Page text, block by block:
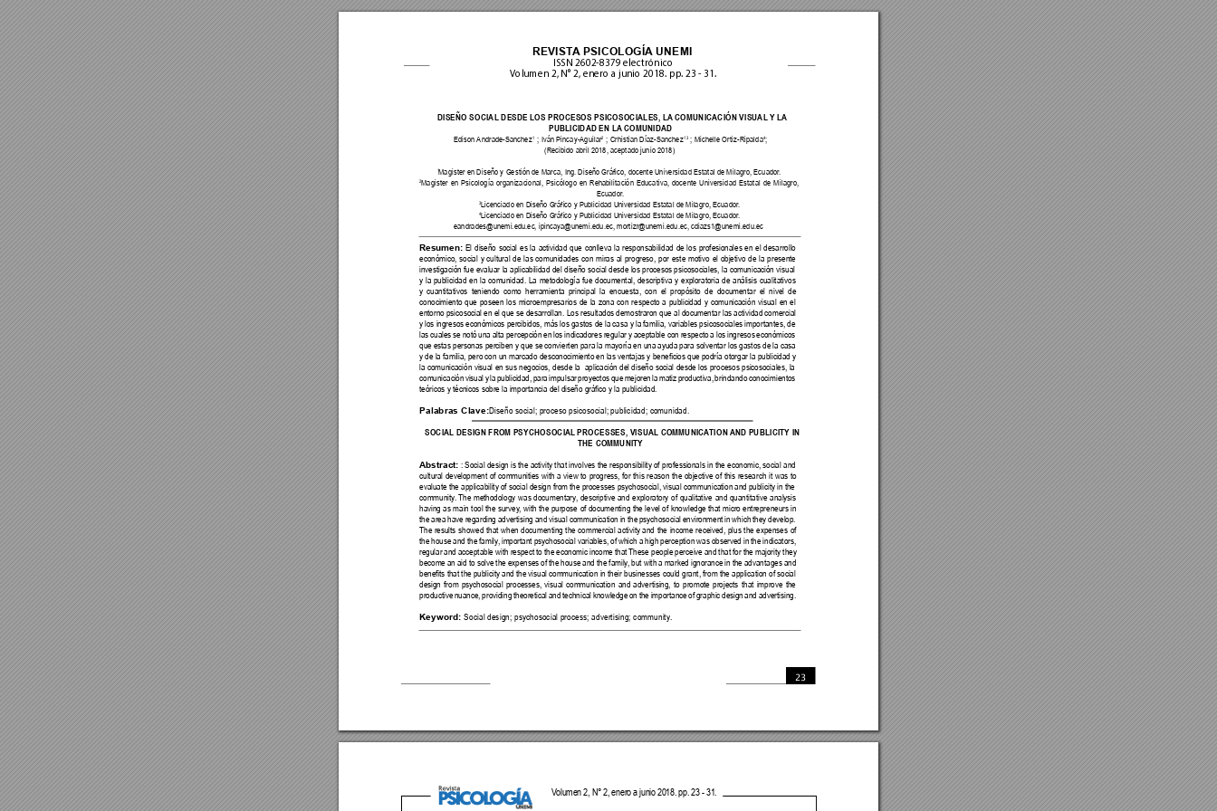
23
DISEÑO SOCIAL DESDE LOS PROCESOS PSICOSOCIALES, LA COMUNICACIÓN VISUAL Y LA
PUBLICIDAD EN LA COMUNIDAD
Edison Andrade-Sanchez1 ; Iván Pincay-Aguilar2 ; Crhistian Díaz-Sanchez13 ; Michelle Ortiz-Ripalda4;
(Recibido abril 2018, aceptado junio 2018)
1Magister en Diseño y Gestión de Marca, Ing. Diseño Gráfico, docente Universidad Estatal de Milagro, Ecuador.
2Magister en Psicología organizacional, Psicólogo en Rehabilitación Educativa, docente Universidad Estatal de Milagro,
Ecuador.
3Licenciado en Diseño Gráfico y Publicidad Universidad Estatal de Milagro, Ecuador.
4Licenciado en Diseño Gráfico y Publicidad Universidad Estatal de Milagro, Ecuador.
eandrades@unemi.edu.ec, ipincaya@unemi.edu.ec, mortizr@unemi.edu.ec, cdiazs1@unemi.edu.ec
Resumen: El diseño social es la actividad que conlleva la responsabilidad de los profesionales en el desarrollo
económico, social y cultural de las comunidades con miras al progreso, por este motivo el objetivo de la presente
investigación fue evaluar la aplicabilidad del diseño social desde los procesos psicosociales, la comunicación visual
y la publicidad en la comunidad. La metodología fue documental, descriptiva y exploratoria de análisis cualitativos
y cuantitativos teniendo como herramienta principal la encuesta, con el propósito de documentar el nivel de
conocimiento que poseen los microempresarios de la zona con respecto a publicidad y comunicación visual en el
entorno psicosocial en el que se desarrollan. Los resultados demostraron que al documentar las actividad comercial
y los ingresos económicos percibidos, más los gastos de la casa y la familia, variables psicosociales importantes, de
las cuales se notó una alta percepción en los indicadores regular y aceptable con respecto a los ingresos económicos
que estas personas perciben y que se convierten para la mayoría en una ayuda para solventar los gastos de la casa
y de la familia, pero con un marcado desconocimiento en las ventajas y benecios que podría otorgar la publicidad y
la comunicación visual en sus negocios, desde la  aplicación del diseño social desde los procesos psicosociales, la
comunicación visual y la publicidad, para impulsar proyectos que mejoren la matiz productiva, brindando conocimientos
teóricos y técnicos sobre la importancia del diseño gráco y la publicidad.
Palabras Clave:Diseño social; proceso psicosocial; publicidad; comunidad.
SOCIAL DESIGN FROM PSYCHOSOCIAL PROCESSES, VISUAL COMMUNICATION AND PUBLICITY IN
THE COMMUNITY
Abstract: : Social design is the activity that involves the responsibility of professionals in the economic, social and
cultural development of communities with a view to progress, for this reason the objective of this research it was to
evaluate the applicability of social design from the processes psychosocial, visual communication and publicity in the
community. The methodology was documentary, descriptive and exploratory of qualitative and quantitative analysis
having as main tool the survey, with the purpose of documenting the level of knowledge that micro entrepreneurs in
the area have regarding advertising and visual communication in the psychosocial environment in which they develop.
The results showed that when documenting the commercial activity and the income received, plus the expenses of
the house and the family, important psychosocial variables, of which a high perception was observed in the indicators,
regular and acceptable with respect to the economic income that These people perceive and that for the majority they
become an aid to solve the expenses of the house and the family, but with a marked ignorance in the advantages and
benets that the publicity and the visual communication in their businesses could grant, from the application of social
design from psychosocial processes, visual communication and advertising, to promote projects that improve the
productive nuance, providing theoretical and technical knowledge on the importance of graphic design and advertising.
Keyword: Social design; psychosocial process; advertising; community.
REVISTA PSICOLOGÍA UNEMI
ISSN 2602-8379 electrónico
Volumen 2, N° 2, enero a junio 2018. pp. 23 - 31.
Volumen 2, N° 2, enero a junio 2018. pp. 23 - 31.